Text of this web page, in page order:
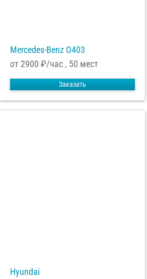
Mercedes-Benz О403
от 2900 ₽/час , 50 мест
Заказать
Hyundai